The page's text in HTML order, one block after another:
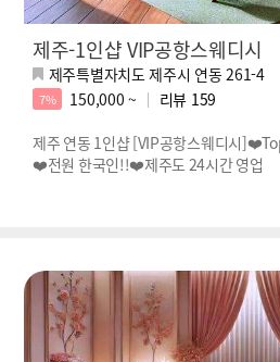
제주-1인샵 VIP공항스웨디시
제주특별자치도 제주시 연동 261-4
7% 150,000 ~ 리뷰 159
제주 연동 1인샵 [VIP공항스웨디시
❤️전원 한국인!!❤️제주도 24시간 영업